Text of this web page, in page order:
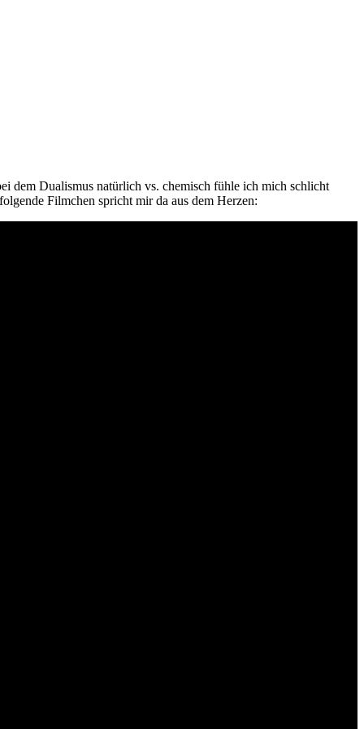
dem Dualismus natürlich vs. chemisch fühle ich mich schlicht
Filmchen spricht mir da aus dem Herzen: